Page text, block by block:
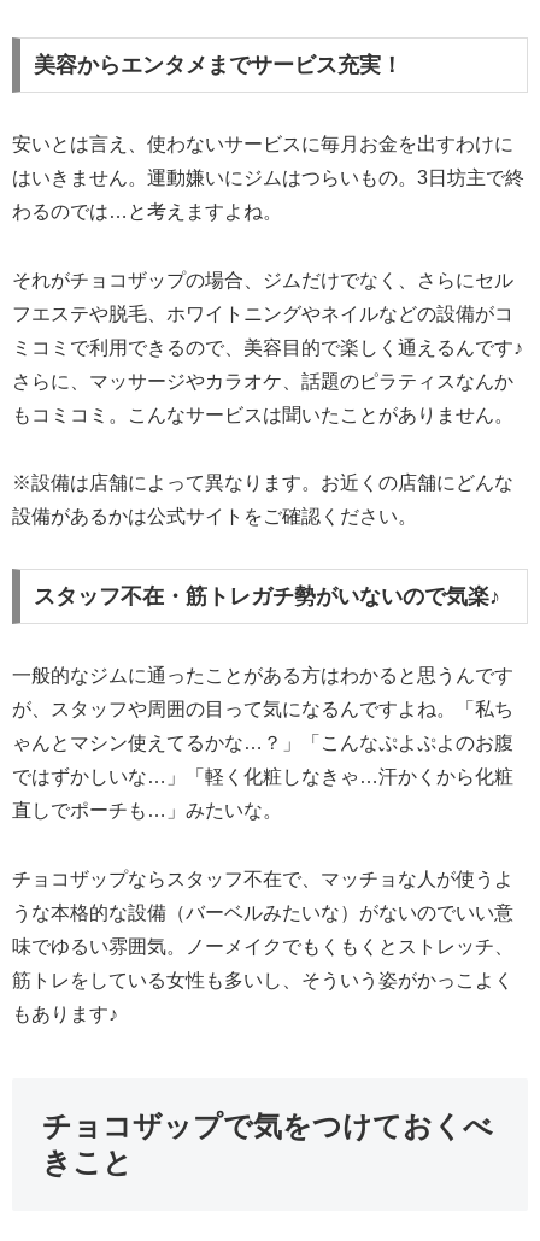
美容からエンタメまでサービス充実！
安いとは言え、使わないサービスに毎月お金を出すわけに
はいきません。運動嫌いにジムはつらいもの。3日坊主で終
わるのでは…と考えますよね。
それがチョコザップの場合、ジムだけでなく、さらにセル
フエステや脱毛、ホワイトニングやネイルなどの設備がコ
ミコミで利用できるので、美容目的で楽しく通えるんです♪
さらに、マッサージやカラオケ、話題のピラティスなんか
もコミコミ。こんなサービスは聞いたことがありません。
※設備は店舗によって異なります。お近くの店舗にどんな
設備があるかは公式サイトをご確認ください。
スタッフ不在・筋トレガチ勢がいないので気楽♪
一般的なジムに通ったことがある方はわかると思うんです
が、スタッフや周囲の目って気になるんですよね。「私ち
ゃんとマシン使えてるかな…？」「こんなぷよぷよのお腹
ではずかしいな…」「軽く化粧しなきゃ…汗かくから化粧
直しでポーチも…」みたいな。
チョコザップならスタッフ不在で、マッチョな人が使うよ
うな本格的な設備（バーベルみたいな）がないのでいい意
味でゆるい雰囲気。ノーメイクでもくもくとストレッチ、
筋トレをしている女性も多いし、そういう姿がかっこよく
もあります♪
チョコザップで気をつけておくべ
きこと